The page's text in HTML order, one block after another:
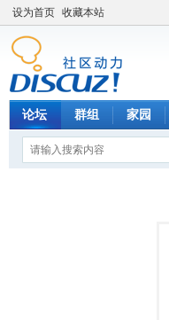
设为首页 收藏本站
论坛 群组 家园